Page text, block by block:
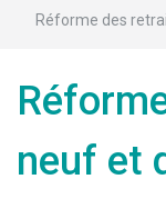
Réforme des
neuf et